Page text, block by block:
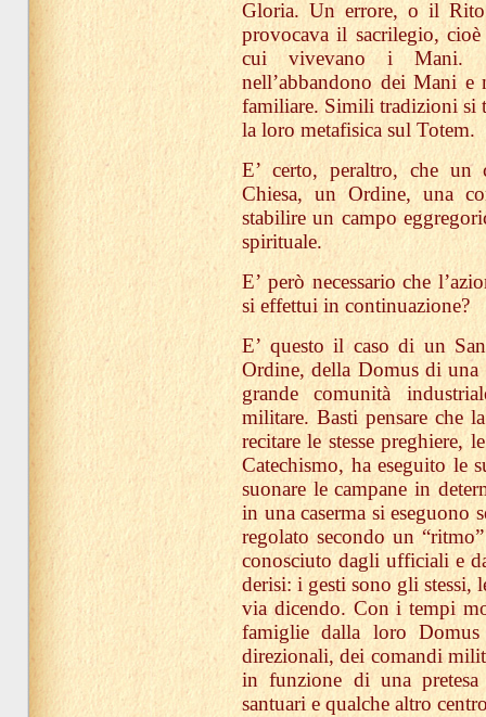
Gloria. Un errore, o il
provocava il sacrilegio,
cui vivevano i Mani. Il
nell’abbandono dei Mani
familiare. Simili tradizioni si
la loro metafisica sul Totem.
E’ certo, peraltro, che un
Chiesa, un Ordine, una
stabilire un campo
spirituale.
E’ però necessario che
si effettui in continuazione?
E’ questo il caso di un
Ordine, della Domus di
grande comunità
militare. Basti pensare che
recitare le stesse preghiere,
Catechismo, ha eseguito le
suonare le campane in
in una caserma si eseguono
regolato secondo un
conosciuto dagli ufficiali e
derisi: i gesti sono gli stessi,
via dicendo. Con i tempi
famiglie dalla loro
direzionali, dei comandi
in funzione di una pretesa
santuari e qualche altro